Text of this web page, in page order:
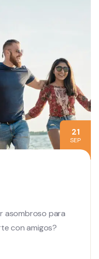
21
SEP
asombroso para
con amigos?